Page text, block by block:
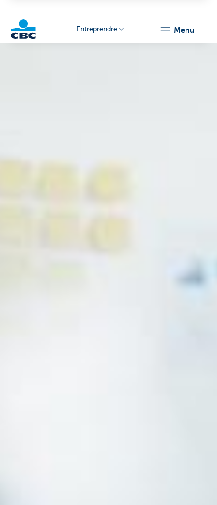
Entreprendre menu